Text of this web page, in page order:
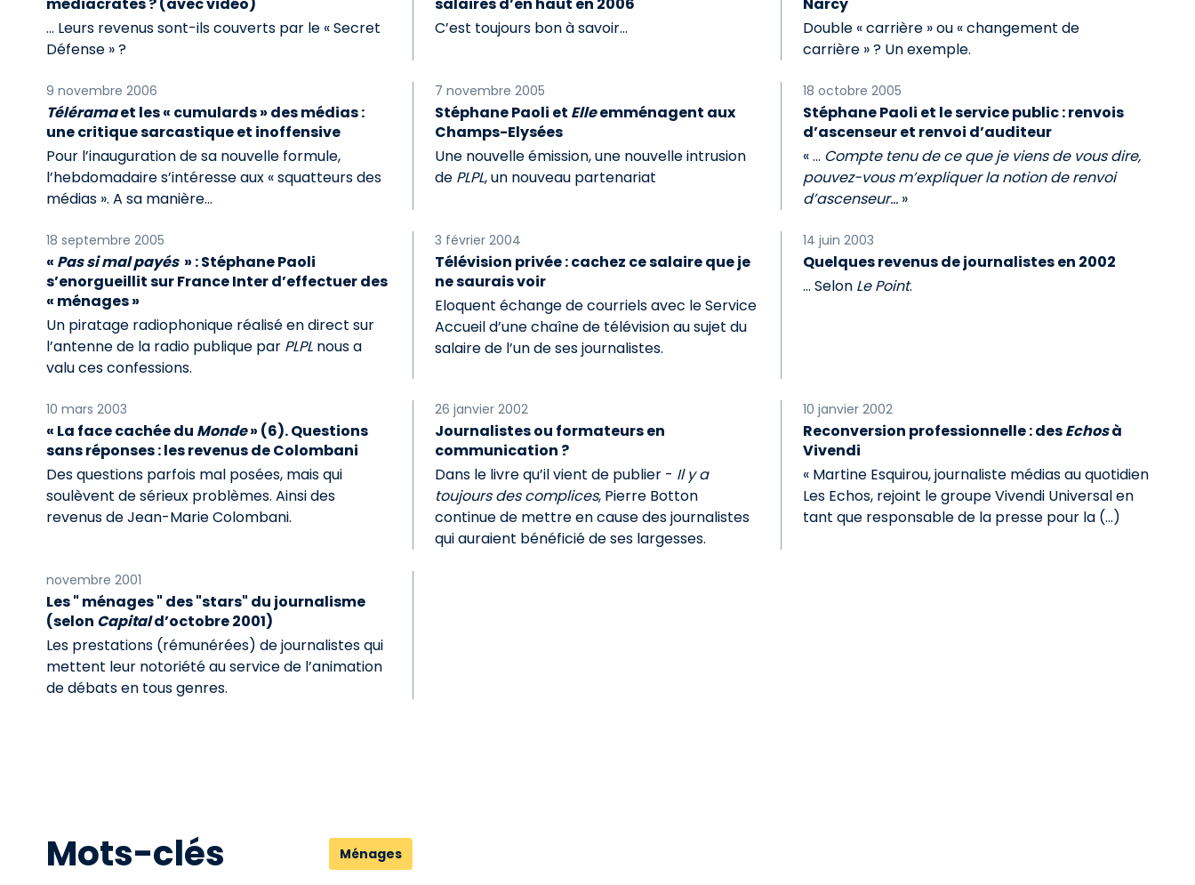
… Leurs revenus sont-ils couverts par le « Secret
Défense » ?
C’est toujours bon à savoir…
Double « carrière » ou « changement de
carrière » ? Un exemple.
9 novembre 2006
Téléramaet les « cumulards » des médias :
une critique sarcastique et inoffensive
Pour l’inauguration de sa nouvelle formule,
l’hebdomadaire s’intéresse aux « squatteurs des
médias ». A sa manière...
7 novembre 2005
Stéphane Paoli et Elleemménagent aux
Champs-Elysées
Une nouvelle émission, une nouvelle intrusion
de PLPL, un nouveau partenariat
18 octobre 2005
Stéphane Paoli et le service public : renvois
d’ascenseur et renvoi d’auditeur
« ... Compte tenu de ce que je viens de vous dire,
pouvez-vous m’expliquer la notion de renvoi
d’ascenseur...»
18 septembre 2005
« Pas si mal payés » : Stéphane Paoli
s’enorgueillit sur France Inter d’effectuer des
« ménages »
Un piratage radiophonique réalisé en direct sur
l’antenne de la radio publique par PLPL nous a
valu ces confessions.
3 février 2004
Télévision privée : cachez ce salaire que je
ne saurais voir
Eloquent échange de courriels avec le Service
Accueil d’une chaîne de télévision au sujet du
salaire de l’un de ses journalistes.
14 juin 2003
Quelques revenus de journalistes en 2002
... Selon Le Point.
10 mars 2003
« La face cachée du Monde» (6). Questions
sans réponses : les revenus de Colombani
Des questions parfois mal posées, mais qui
soulèvent de sérieux problèmes. Ainsi des
revenus de Jean-Marie Colombani.
26 janvier 2002
Journalistes ou formateurs en
communication ?
Dans le livre qu’il vient de publier - Il y a
toujours des complices, Pierre Botton
continue de mettre en cause des journalistes
qui auraient bénéficié de ses largesses.
10 janvier 2002
Reconversion professionnelle : desEchosà
Vivendi
« Martine Esquirou, journaliste médias au quotidien
Les Echos, rejoint le groupe Vivendi Universal en
tant que responsable de la presse pour la (…)
novembre 2001
Les " ménages " des "stars" du journalisme
(selon Capitald’octobre 2001)
Les prestations (rémunérées) de journalistes qui
mettent leur notoriété au service de l’animation
de débats en tous genres.
Mots-clés Ménages